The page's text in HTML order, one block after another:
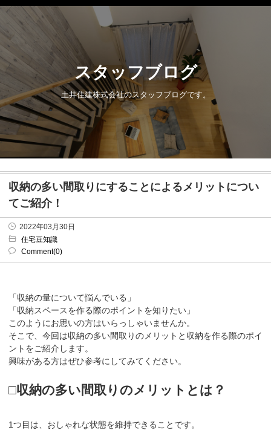
スタッフブログ
土井住建株式会社のスタッフブログです。
収納の多い間取りにすることによるメリットについ
てご紹介！
2022年03月30日
住宅豆知識
Comment(0)
「収納の量について悩んでいる」
「収納スペースを作る際のポイントを知りたい」
このようにお思いの方はいらっしゃいませんか。
そこで、今回は収納の多い間取りのメリットと収納を作る際のポイ
ントをご紹介します。
興味がある方はぜひ参考にしてみてください。
□収納の多い間取りのメリットとは？
1つ目は、おしゃれな状態を維持できることです。